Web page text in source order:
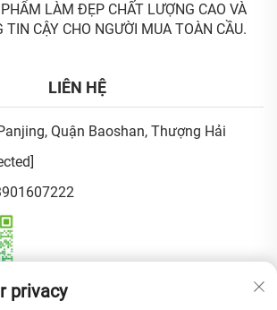
LÀM ĐẸP CHẤT LƯỢNG CAO VÀ
TIN CẬY CHO NGƯỜI MUA TOÀN CẦU.
LIÊN HỆ
Quận Baoshan, Thượng Hải
privacy